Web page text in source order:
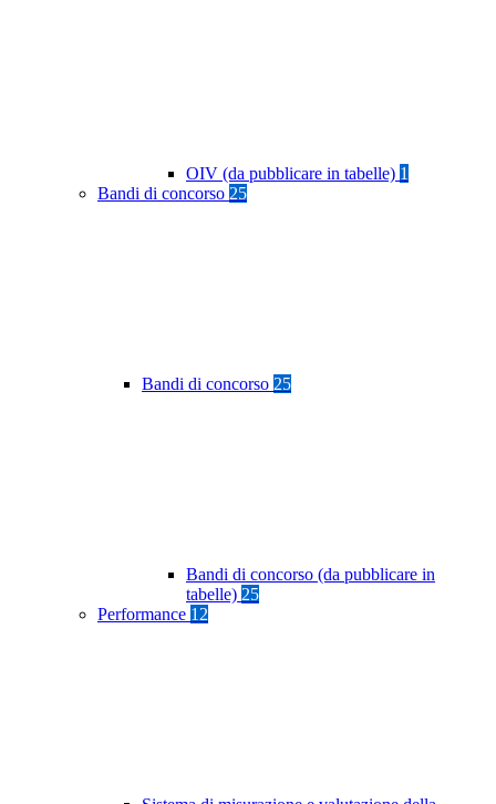
OIV (da pubblicare in tabelle) 1
Bandi di concorso 25
Bandi di concorso 25
Bandi di concorso (da pubblicare in
tabelle) 25
Performance 12